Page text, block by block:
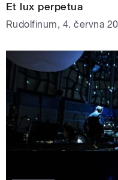
Et lux perpetua
Rudolfinum, 4. června